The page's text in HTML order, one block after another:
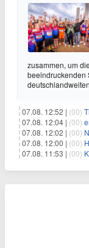
zusammen, um
beeindruckenden
07.08. 12:52 | (00)
07.08. 12:04 | (00)
07.08. 12:02 | (00)
07.08. 12:00 | (00)
07.08. 11:53 | (00)